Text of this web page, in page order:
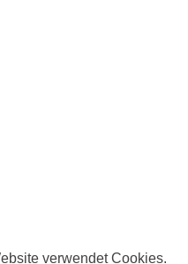
verwendet Cookies.